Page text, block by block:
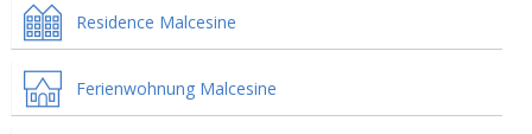
Residence Malcesine
Ferienwohnung Malcesine